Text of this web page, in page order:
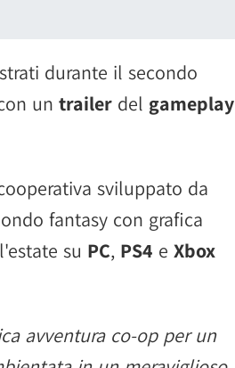
durante il secondo
un trailer del gameplay
sviluppato da
fantasy con grafica
estate su PC, PS4 e Xbox
avventura co-op per un